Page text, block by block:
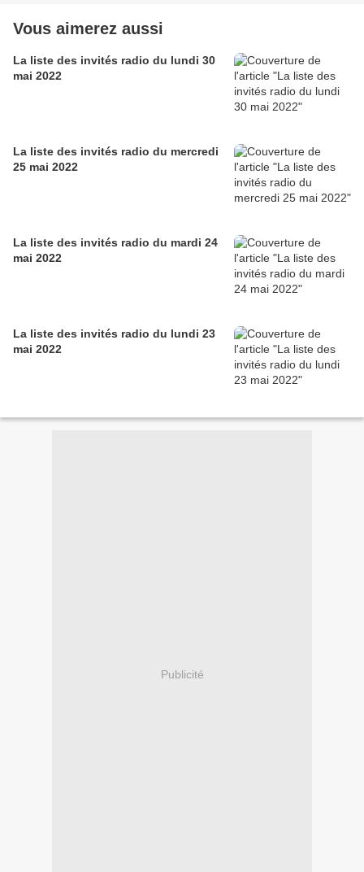
Vous aimerez aussi
La liste des invités radio du lundi 30
mai 2022
La liste des invités radio du mercredi
25 mai 2022
La liste des invités radio du mardi 24
mai 2022
La liste des invités radio du lundi 23
mai 2022
Publicité